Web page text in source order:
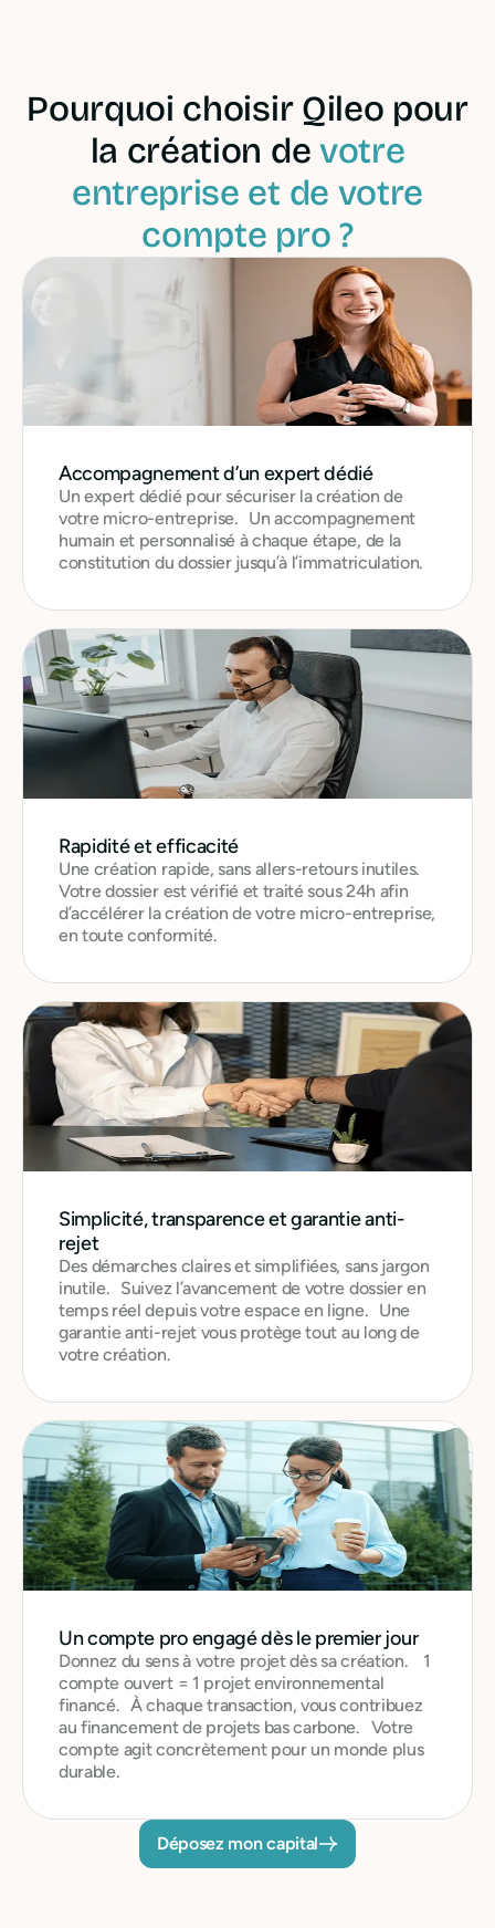
Pourquoi choisir Qileo pour
la création de votre
entreprise et de votre
compte pro ?
Accompagnement d’un expert dédié
Un expert dédié pour sécuriser la création de
votre micro-entreprise. Un accompagnement
humain et personnalisé à chaque étape, de la
constitution du dossier jusqu’à l’immatriculation.
Rapidité et efficacité
Une création rapide, sans allers-retours inutiles.
Votre dossier est vérifié et traité sous 24h afin
d’accélérer la création de votre micro-entreprise,
en toute conformité.
Simplicité, transparence et garantie anti-
rejet
Des démarches claires et simplifiées, sans jargon
inutile. Suivez l’avancement de votre dossier en
temps réel depuis votre espace en ligne. Une
garantie anti-rejet vous protège tout au long de
votre création.
Un compte pro engagé dès le premier jour
Donnez du sens à votre projet dès sa création. 1
compte ouvert = 1 projet environnemental
financé. À chaque transaction, vous contribuez
au financement de projets bas carbone. Votre
compte agit concrètement pour un monde plus
durable.
Déposez mon capital